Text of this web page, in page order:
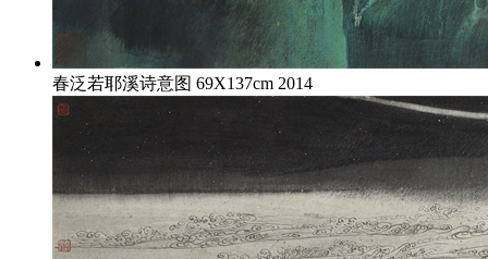
春泛若耶溪诗意图 69X137cm 2014